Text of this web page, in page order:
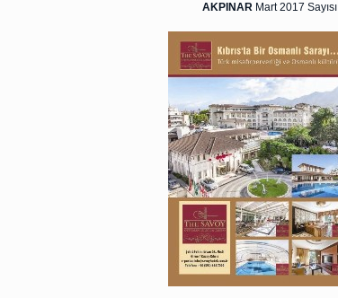
AKPINAR Mart 2017 Sayısı